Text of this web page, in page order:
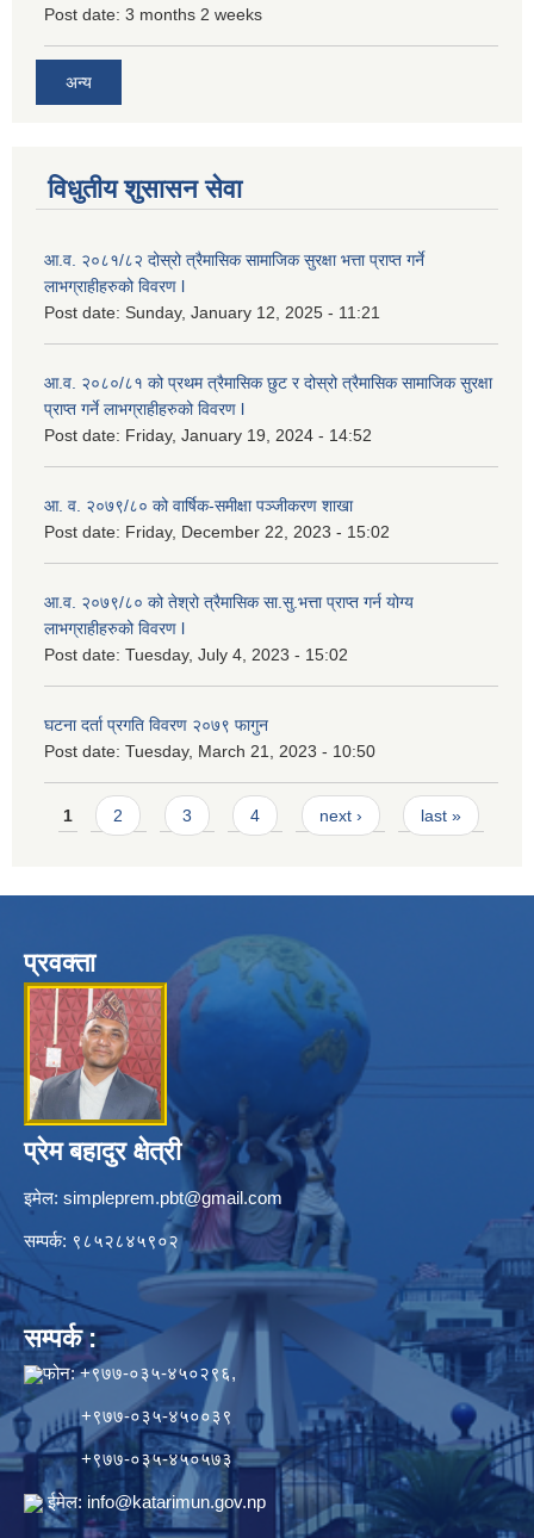
Post date: 3 months 2 weeks
अन्य
विधुतीय शुसासन सेवा
आ.व. २०८१/८२ दोस्रो त्रैमासिक सामाजिक सुरक्षा भत्ता प्राप्त गर्ने
लाभग्राहीहरुको विवरण l
Post date: Sunday, January 12, 2025 - 11:21
आ.व. २०८०/८१ को प्रथम त्रैमासिक छुट र दोस्रो त्रैमासिक सामाजिक सुरक्षा
प्राप्त गर्ने लाभग्राहीहरुको विवरण l
Post date: Friday, January 19, 2024 - 14:52
आ. व. २०७९/८० को वार्षिक-समीक्षा पञ्जीकरण शाखा
Post date: Friday, December 22, 2023 - 15:02
आ.व. २०७९/८० को तेश्रो त्रैमासिक सा.सु.भ‍त्ता प्राप्त गर्न योग्य
लाभग्राहीहरुको विवरण l
Post date: Tuesday, July 4, 2023 - 15:02
घटना दर्ता प्रगति विवरण २०७९ फागुन
Post date: Tuesday, March 21, 2023 - 10:50
Pages
1 2 3 4 next › last »
प्रवक्ता
प्रेम बहादुर क्षेत्री
इमेल: simpleprem.pbt@gmail.com
सम्पर्क: ९८५२८४५९०२
सम्पर्क :
फोन: +९७७-०३५-४५०२९६,
+९७७-०३५-४५००३९
+९७७-०३५-४५०५७३
ईमेल: info@katarimun.gov.np